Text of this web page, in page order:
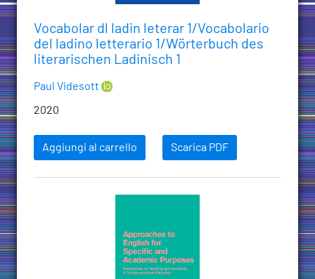
Vocabolar dl ladin leterar 1/Vocabolario
del ladino letterario 1/Wörterbuch des
literarischen Ladinisch 1
Paul Videsott
2020
Aggiungi al carrello Scarica PDF